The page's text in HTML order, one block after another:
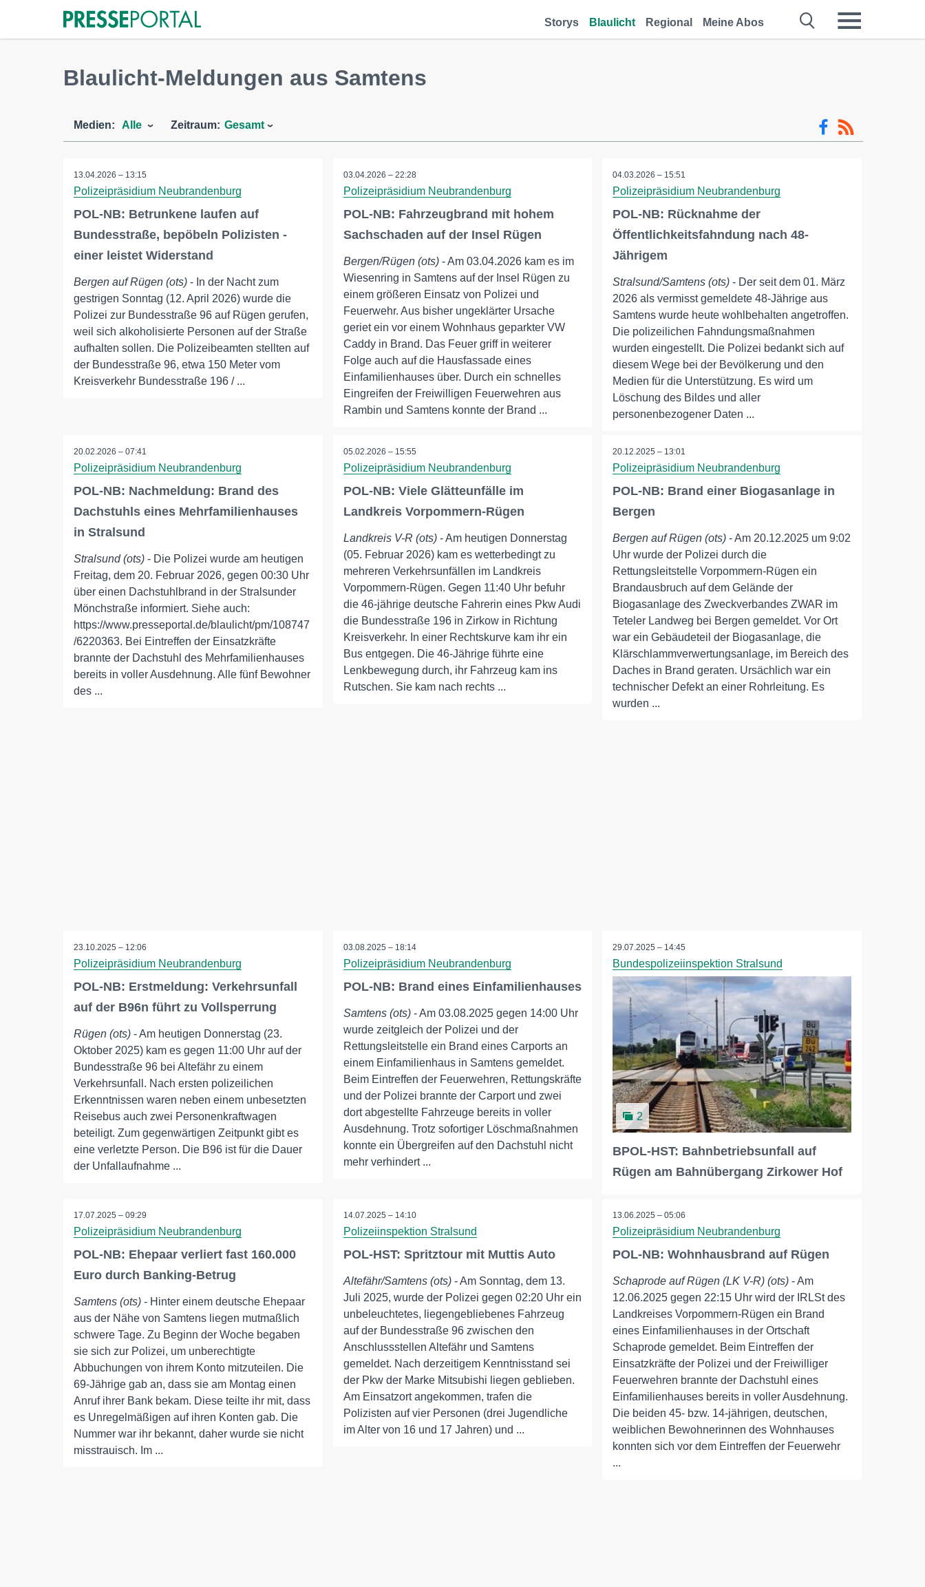
Storys Blaulicht Regional Meine Abos
Blaulicht-Meldungen aus Samtens
Medien: Alle Zeitraum: Gesamt
13.04.2026 – 13:15
Polizeipräsidium Neubrandenburg
POL-NB: Betrunkene laufen auf
Bundesstraße, bepöbeln Polizisten -
einer leistet Widerstand
Bergen auf Rügen (ots) - In der Nacht zum
gestrigen Sonntag (12. April 2026) wurde die
Polizei zur Bundesstraße 96 auf Rügen gerufen,
weil sich alkoholisierte Personen auf der Straße
aufhalten sollen. Die Polizeibeamten stellten auf
der Bundesstraße 96, etwa 150 Meter vom
Kreisverkehr Bundesstraße 196 / ...
03.04.2026 – 22:28
Polizeipräsidium Neubrandenburg
POL-NB: Fahrzeugbrand mit hohem
Sachschaden auf der Insel Rügen
Bergen/Rügen (ots)- Am 03.04.2026 kam es im
Wiesenring in Samtens auf der Insel Rügen zu
einem größeren Einsatz von Polizei und
Feuerwehr. Aus bisher ungeklärter Ursache
geriet ein vor einem Wohnhaus geparkter VW
Caddy in Brand. Das Feuer griff in weiterer
Folge auch auf die Hausfassade eines
Einfamilienhauses über. Durch ein schnelles
Eingreifen der Freiwilligen Feuerwehren aus
Rambin und Samtens konnte der Brand ...
04.03.2026 – 15:51
Polizeipräsidium Neubrandenburg
POL-NB: Rücknahme der
Öffentlichkeitsfahndung nach 48-
Jährigem
Stralsund/Samtens (ots) - Der seit dem 01. März
2026 als vermisst gemeldete 48-Jährige aus
Samtens wurde heute wohlbehalten angetroffen.
Die polizeilichen Fahndungsmaßnahmen
wurden eingestellt. Die Polizei bedankt sich auf
diesem Wege bei der Bevölkerung und den
Medien für die Unterstützung. Es wird um
Löschung des Bildes und aller
personenbezogener Daten ...
20.02.2026 – 07:41
Polizeipräsidium Neubrandenburg
POL-NB: Nachmeldung: Brand des
Dachstuhls eines Mehrfamilienhauses
in Stralsund
Stralsund (ots) - Die Polizei wurde am heutigen
Freitag, dem 20. Februar 2026, gegen 00:30 Uhr
über einen Dachstuhlbrand in der Stralsunder
Mönchstraße informiert. Siehe auch:
https://www.presseportal.de/blaulicht/pm/108747
/6220363. Bei Eintreffen der Einsatzkräfte
brannte der Dachstuhl des Mehrfamilienhauses
bereits in voller Ausdehnung. Alle fünf Bewohner
des ...
05.02.2026 – 15:55
Polizeipräsidium Neubrandenburg
POL-NB: Viele Glätteunfälle im
Landkreis Vorpommern-Rügen
Landkreis V-R (ots)- Am heutigen Donnerstag
(05. Februar 2026) kam es wetterbedingt zu
mehreren Verkehrsunfällen im Landkreis
Vorpommern-Rügen. Gegen 11:40 Uhr befuhr
die 46-jährige deutsche Fahrerin eines Pkw Audi
die Bundesstraße 196 in Zirkow in Richtung
Kreisverkehr. In einer Rechtskurve kam ihr ein
Bus entgegen. Die 46-Jährige führte eine
Lenkbewegung durch, ihr Fahrzeug kam ins
Rutschen. Sie kam nach rechts ...
20.12.2025 – 13:01
Polizeipräsidium Neubrandenburg
POL-NB: Brand einer Biogasanlage in
Bergen
Bergen auf Rügen (ots) - Am 20.12.2025 um 9:02
Uhr wurde der Polizei durch die
Rettungsleitstelle Vorpommern-Rügen ein
Brandausbruch auf dem Gelände der
Biogasanlage des Zweckverbandes ZWAR im
Teteler Landweg bei Bergen gemeldet. Vor Ort
war ein Gebäudeteil der Biogasanlage, die
Klärschlammverwertungsanlage, im Bereich des
Daches in Brand geraten. Ursächlich war ein
technischer Defekt an einer Rohrleitung. Es
wurden ...
23.10.2025 – 12:06
Polizeipräsidium Neubrandenburg
POL-NB: Erstmeldung: Verkehrsunfall
auf der B96n führt zu Vollsperrung
Rügen (ots) - Am heutigen Donnerstag (23.
Oktober 2025) kam es gegen 11:00 Uhr auf der
Bundesstraße 96 bei Altefähr zu einem
Verkehrsunfall. Nach ersten polizeilichen
Erkenntnissen waren neben einem unbesetzten
Reisebus auch zwei Personenkraftwagen
beteiligt. Zum gegenwärtigen Zeitpunkt gibt es
eine verletzte Person. Die B96 ist für die Dauer
der Unfallaufnahme ...
03.08.2025 – 18:14
Polizeipräsidium Neubrandenburg
POL-NB: Brand eines Einfamilienhauses
Samtens (ots)- Am 03.08.2025 gegen 14:00 Uhr
wurde zeitgleich der Polizei und der
Rettungsleitstelle ein Brand eines Carports an
einem Einfamilienhaus in Samtens gemeldet.
Beim Eintreffen der Feuerwehren, Rettungskräfte
und der Polizei brannte der Carport und zwei
dort abgestellte Fahrzeuge bereits in voller
Ausdehnung. Trotz sofortiger Löschmaßnahmen
konnte ein Übergreifen auf den Dachstuhl nicht
mehr verhindert ...
29.07.2025 – 14:45
Bundespolizeiinspektion Stralsund
2
BPOL-HST: Bahnbetriebsunfall auf
Rügen am Bahnübergang Zirkower Hof
17.07.2025 – 09:29
Polizeipräsidium Neubrandenburg
POL-NB: Ehepaar verliert fast 160.000
Euro durch Banking-Betrug
Samtens (ots) - Hinter einem deutsche Ehepaar
aus der Nähe von Samtens liegen mutmaßlich
schwere Tage. Zu Beginn der Woche begaben
sie sich zur Polizei, um unberechtigte
Abbuchungen von ihrem Konto mitzuteilen. Die
69-Jährige gab an, dass sie am Montag einen
Anruf ihrer Bank bekam. Diese teilte ihr mit, dass
es Unregelmäßigen auf ihren Konten gab. Die
Nummer war ihr bekannt, daher wurde sie nicht
misstrauisch. Im ...
14.07.2025 – 14:10
Polizeiinspektion Stralsund
POL-HST: Spritztour mit Muttis Auto
Altefähr/Samtens (ots)- Am Sonntag, dem 13.
Juli 2025, wurde der Polizei gegen 02:20 Uhr ein
unbeleuchtetes, liegengebliebenes Fahrzeug
auf der Bundesstraße 96 zwischen den
Anschlussstellen Altefähr und Samtens
gemeldet. Nach derzeitigem Kenntnisstand sei
der Pkw der Marke Mitsubishi liegen geblieben.
Am Einsatzort angekommen, trafen die
Polizisten auf vier Personen (drei Jugendliche
im Alter von 16 und 17 Jahren) und ...
13.06.2025 – 05:06
Polizeipräsidium Neubrandenburg
POL-NB: Wohnhausbrand auf Rügen
Schaprode auf Rügen (LK V-R) (ots) - Am
12.06.2025 gegen 22:15 Uhr wird der IRLSt des
Landkreises Vorpommern-Rügen ein Brand
eines Einfamilienhauses in der Ortschaft
Schaprode gemeldet. Beim Eintreffen der
Einsatzkräfte der Polizei und der Freiwilliger
Feuerwehren brannte der Dachstuhl eines
Einfamilienhauses bereits in voller Ausdehnung.
Die beiden 45- bzw. 14-jährigen, deutschen,
weiblichen Bewohnerinnen des Wohnhauses
konnten sich vor dem Eintreffen der Feuerwehr
...